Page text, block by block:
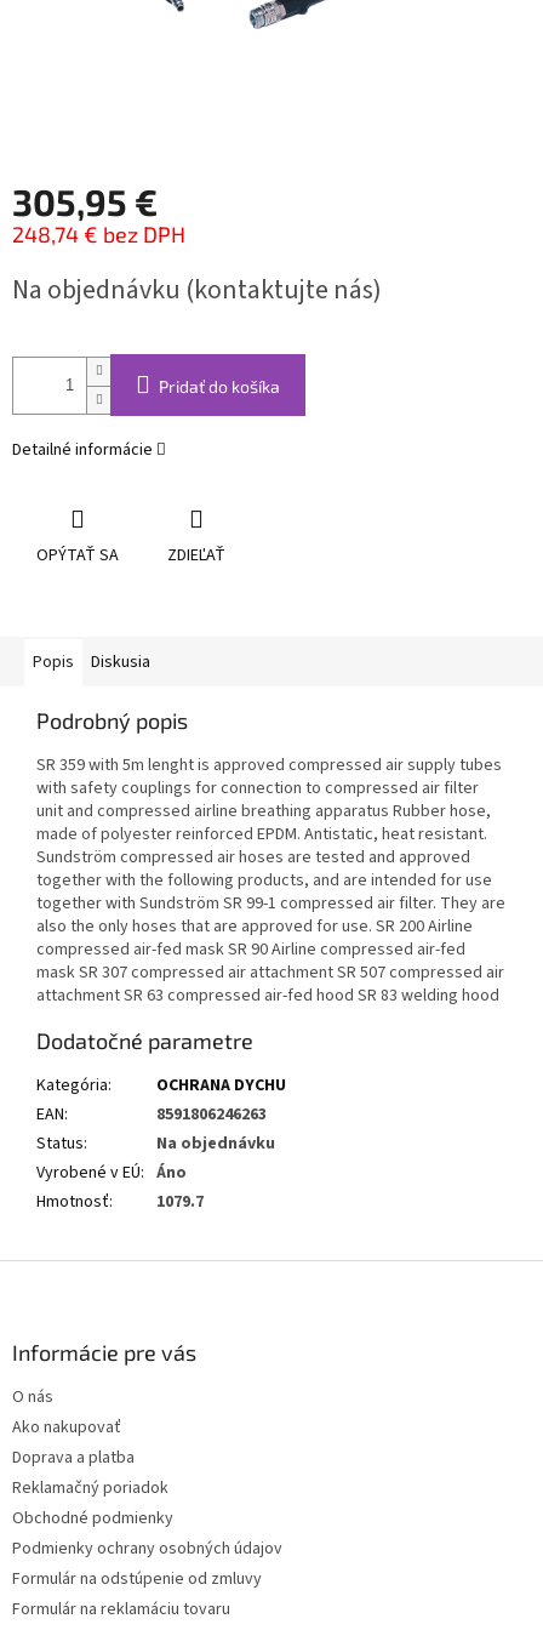
305,95 €
248,74 € bez DPH
cena:
Na objednávku (kontaktujte nás)
Pridať do košíka
Detailné informácie
OPÝTAŤ SA ZDIEĽAŤ
Popis Diskusia
Podrobný popis
SR 359 with 5m lenght is approved compressed air supply tubes
with safety couplings for connection to compressed air filter
unit and compressed airline breathing apparatus Rubber hose,
made of polyester reinforced EPDM. Antistatic, heat resistant.
Sundström compressed air hoses are tested and approved
together with the following products, and are intended for use
together with Sundström SR 99-1 compressed air filter. They are
also the only hoses that are approved for use. SR 200 Airline
compressed air-fed mask SR 90 Airline compressed air-fed
mask SR 307 compressed air attachment SR 507 compressed air
attachment SR 63 compressed air-fed hood SR 83 welding hood
Dodatočné parametre
Kategória:
OCHRANA DYCHU
EAN:
8591806246263
Status:
Na objednávku
Vyrobené v EÚ: Áno
Hmotnosť: 1079.7
Informácie pre vás
O nás
Ako nakupovať
Doprava a platba
Reklamačný poriadok
Obchodné podmienky
Podmienky ochrany osobných údajov
Formulár na odstúpenie od zmluvy
Formulár na reklamáciu tovaru